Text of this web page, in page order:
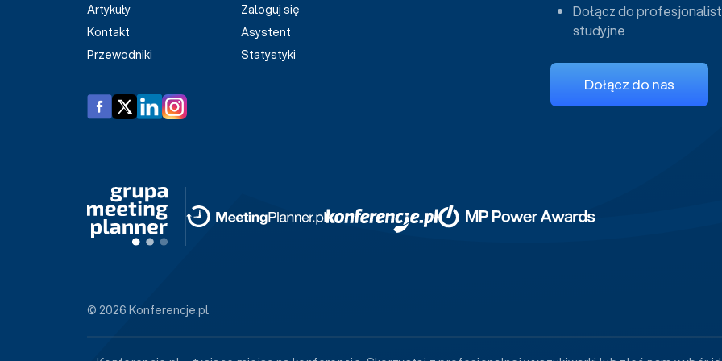
Artykuły
Kontakt
Przewodniki
Zaloguj się
Asystent
Statystyki
Dołącz do
studyjne
Dołącz do nas
© 2026 Konferencje.pl